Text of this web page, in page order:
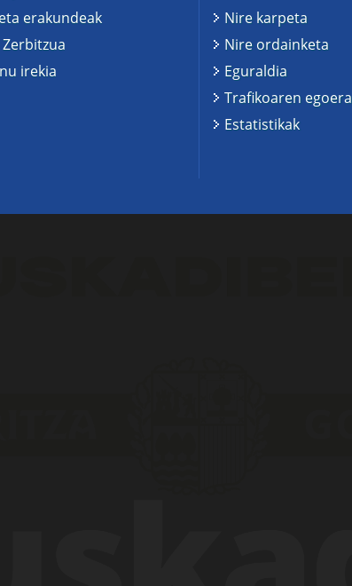
erakundeak
irekia
Nire karpeta
Nire ordainketa
Eguraldia
Trafikoaren egoera
Estatistikak